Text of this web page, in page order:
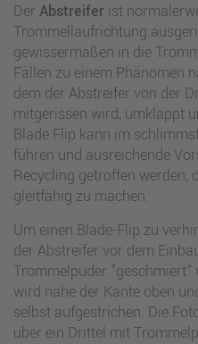
Der Abstreifer ist
Trommellaufrichtung
gewissermaßen in die
Fällen zu einem Phänomen
dem der Abstreifer von der
mitgerissen wird, umklappt
Blade Flip kann im
führen und ausreichende
Recycling getroffen werden,
gleitfähig zu machen.
Um einen Blade-Flip zu
der Abstreifer vor dem
Trommelpuder "geschmiert"
wird nahe der Kante oben
selbst aufgestrichen. Die
über ein Drittel mit